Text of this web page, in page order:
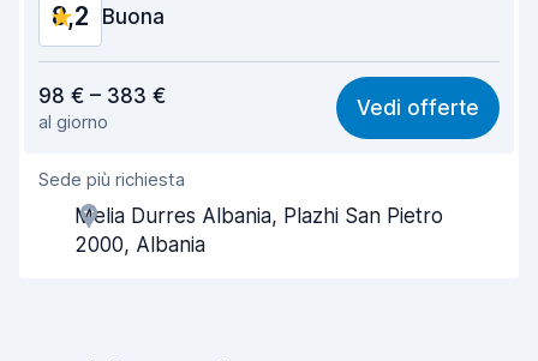
8,2 Buona
7,9
Facile da trovare 8,2
Gentilezza degli agenti
Rapidità del ritiro
98 € – 383 €
al giorno
Vedi offerte
Sede più richiesta
Melia Durres Albania, Plazhi San Pietro
2000, Albania